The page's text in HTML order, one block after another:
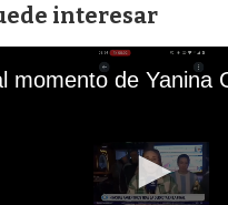
interesar